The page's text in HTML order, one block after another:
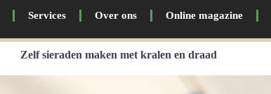
Services Over ons Online magazine
Zelf sieraden maken met kralen en draad